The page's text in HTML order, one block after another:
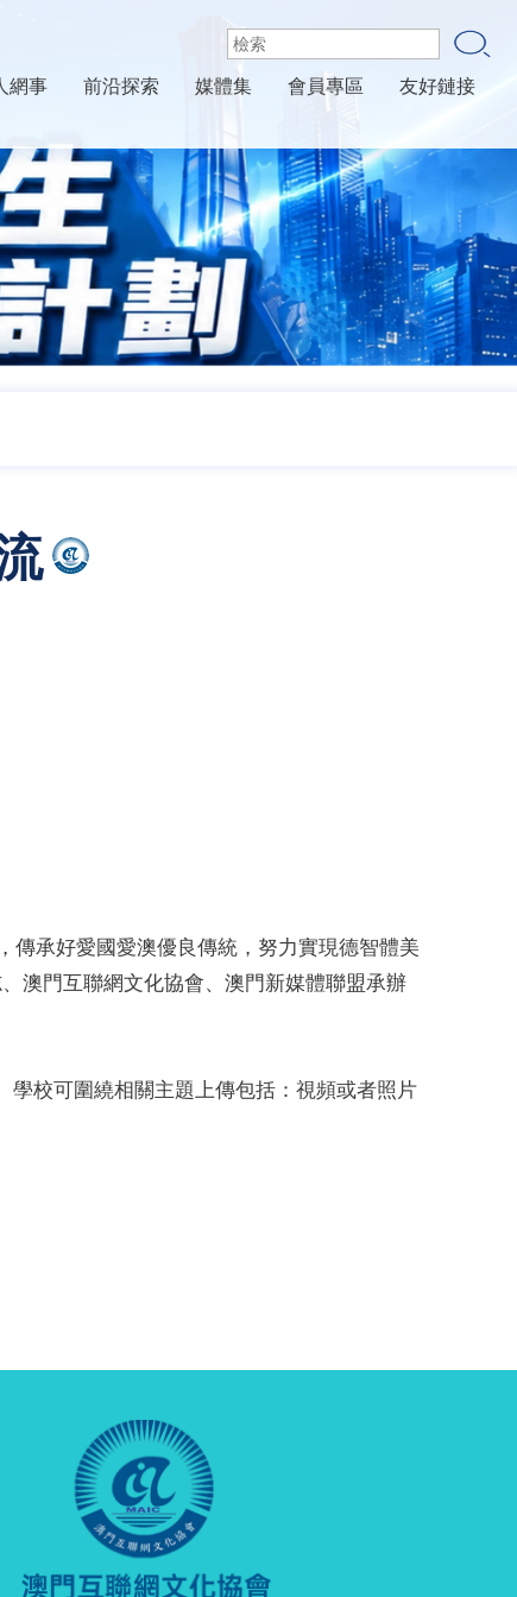
網事 前沿探索 媒體集 會員專區 友好鏈接
傳承好愛國愛澳優良傳統，努力實現德智體美
澳門互聯網文化協會、澳門新媒體聯盟承辦
學校可圍繞相關主題上傳包括：視頻或者照片